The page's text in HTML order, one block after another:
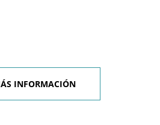
INFORMACIÓN